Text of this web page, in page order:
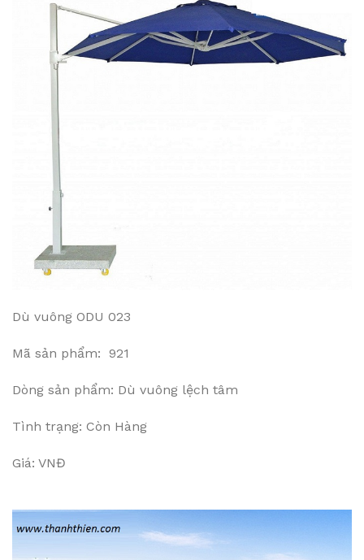
Dù vuông ODU 023
Mã sản phẩm: 921
Dòng sản phẩm: Dù vuông lệch tâm
Tình trạng: Còn Hàng
Giá: VNĐ